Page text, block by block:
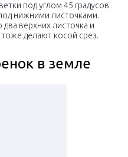
под углом 45 градусов
нижними листочками.
верхних листочка и
делают косой срез.
в земле